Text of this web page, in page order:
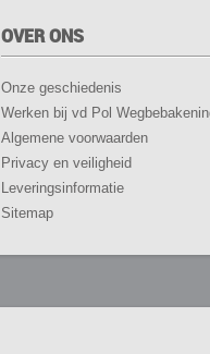
OVER ONS
Onze geschiedenis
Werken bij vd Pol
Algemene voorwaarden
Privacy en veiligheid
Leveringsinformatie
Sitemap